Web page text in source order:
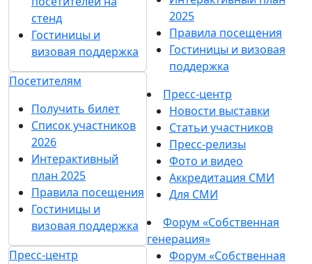
стенд
Гостиницы и
визовая поддержка
Посетителям
Получить билет
Список участников
2026
Интерактивный
план 2025
Правила посещения
Гостиницы и
визовая поддержка
Пресс-центр
2025
Правила посещения
Гостиницы и визовая
поддержка
Пресс-центр
Новости выставки
Статьи участников
Пресс-релизы
Фото и видео
Аккредитация СМИ
Для СМИ
Форум «Собственная
генерация»
Форум «Собственная